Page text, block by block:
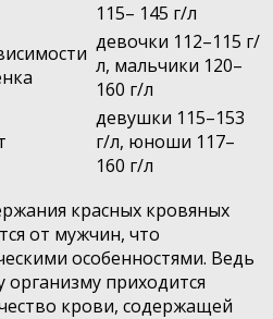
115– 145 г/л
девочки 112–115 г/
л, мальчики 120–
160 г/л
девушки 115–153
г/л, юноши 117–
160 г/л
красных кровяных
от мужчин, что
особенностями. Ведь
приходится
крови, содержащей